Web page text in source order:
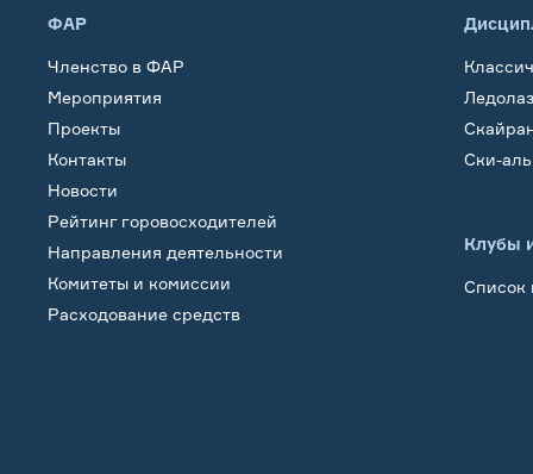
ФАР
Членство в ФАР
Мероприятия
Проекты
Контакты
Новости
Рейтинг горовосходителей
Направления деятельности
Комитеты и комиссии
Расходование средств
Ски-
Клубы
Список